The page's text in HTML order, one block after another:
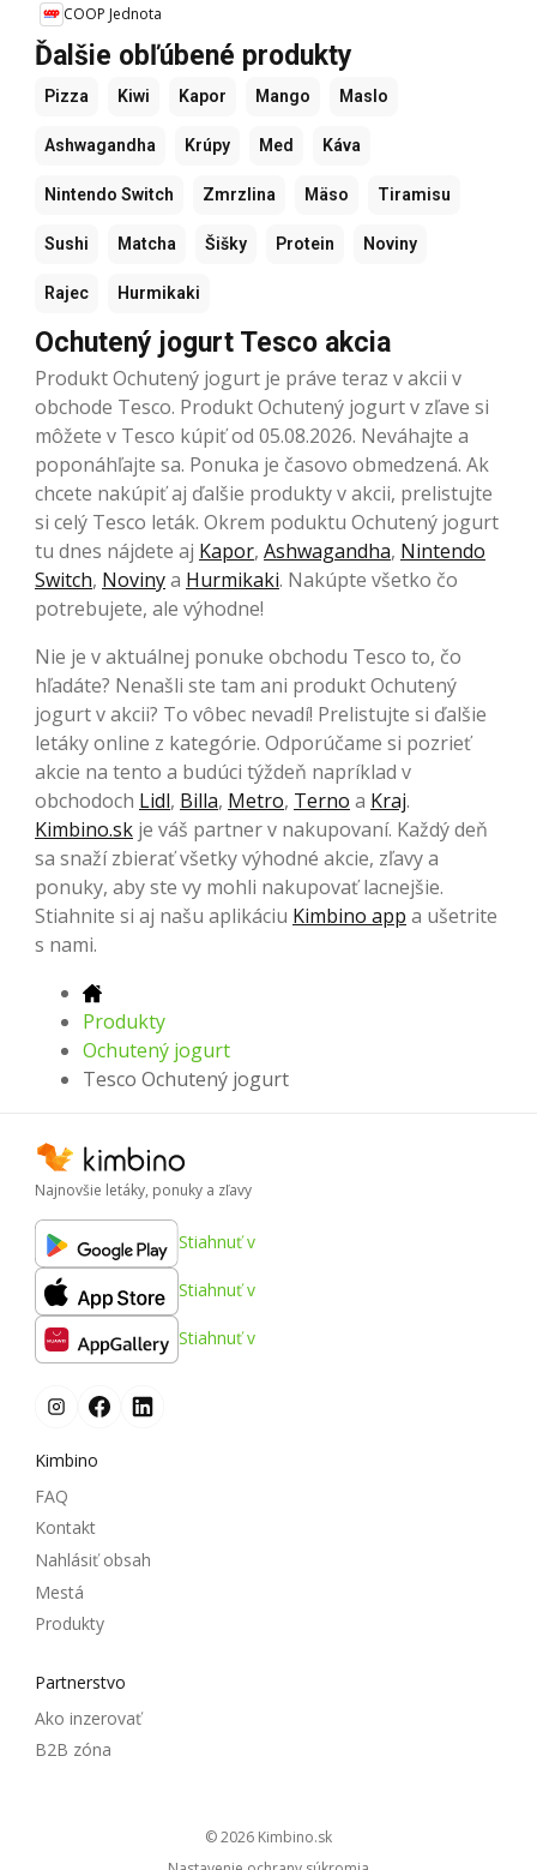
COOP Jednota
Ďalšie obľúbené produkty
Pizza Kiwi Kapor Mango Maslo
Ashwagandha Krúpy Med Káva
Nintendo Switch Zmrzlina Mäso Tiramisu
Sushi Matcha Šišky Protein Noviny
Rajec Hurmikaki
Ochutený jogurt Tesco akcia
Produkt Ochutený jogurt je práve teraz v akcii v
obchode Tesco. Produkt Ochutený jogurt v zľave si
môžete v Tesco kúpiť od 05.08.2026. Neváhajte a
poponáhľajte sa. Ponuka je časovo obmedzená. Ak
chcete nakúpiť aj ďalšie produkty v akcii, prelistujte
si celý Tesco leták. Okrem poduktu Ochutený jogurt
tu dnes nájdete aj Kapor, Ashwagandha, Nintendo
Switch, Novinya Hurmikaki. Nakúpte všetko čo
potrebujete, ale výhodne!
Nie je v aktuálnej ponuke obchodu Tesco to, čo
hľadáte? Nenašli ste tam ani produkt Ochutený
jogurt v akcii? To vôbec nevadí! Prelistujte si ďalšie
letáky online z kategórie. Odporúčame si pozrieť
akcie na tento a budúci týždeň napríklad v
obchodoch Lidl, Billa, Metro, Terno a Kraj.
Kimbino.sk je váš partner v nakupovaní. Každý deň
sa snaží zbierať všetky výhodné akcie, zľavy a
ponuky, aby ste vy mohli nakupovať lacnejšie.
Stiahnite si aj našu aplikáciu Kimbino app a ušetrite
s nami.
Produkty
Ochutený jogurt
Tesco Ochutený jogurt
Najnovšie letáky, ponuky a zľavy
Stiahnuť v
Stiahnuť v
Stiahnuť v
Kimbino
FAQ
Kontakt
Nahlásiť obsah
Mestá
Produkty
Partnerstvo
Ako inzerovať
B2B zóna
© 2026
kimbino.sk